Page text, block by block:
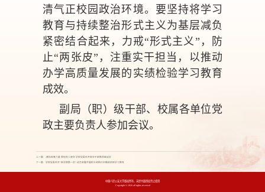
清气正校园政治环境。要坚持将学习
教育与持续整治形式主义为基层减负
紧密结合起来，力戒“形式主义”，防
止“两张皮”，注重实干担当，以推动
办学高质量发展的实绩检验学习教育
成效。
副局（职）级干部、校属各单位党
政主要负责人参加会议。
上一篇：:​激扬青春力量 勇担育人使命 学校党委召开青年干部教师座谈会
下一篇：学校党委召开“新学期第一会” 动员部署开展树立和践行正确政绩观学习教育
中国人民公安大学版权所有，未经书面授权禁止使用
Copyright © 2026 all rights reserved